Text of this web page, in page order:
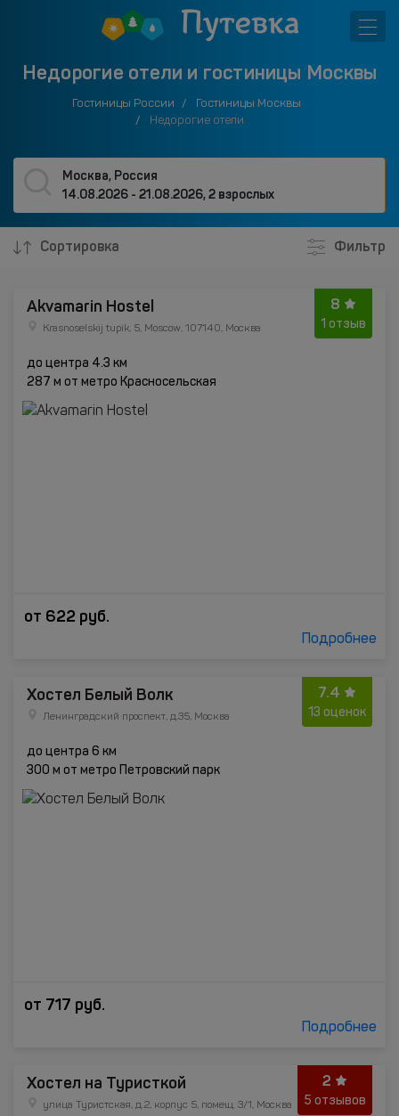
Недорогие отели и гостиницы Москвы
Гостиницы России
Гостиницы Москвы
Недорогие отели
Москва, Россия
14.08.2026 - 21.08.2026,2 взрослых
Сортировка Фильтр
8
1 отзыв
Akvamarin Hostel
Krasnoselskij tupik, 5, Moscow, 107140, Москва
до центра 4.3 км
287 м от метро Красносельская
от 622 руб.
Подробнее
7.4
13 оценок
Хостел Белый Волк
Ленинградский проспект, д.35, Москва
до центра 6 км
300 м от метро Петровский парк
от 717 руб.
Подробнее
2
5 отзывов
Хостел на Туристкой
улица Туристская, д.2, корпус 5, помещ. 3/1, Москва